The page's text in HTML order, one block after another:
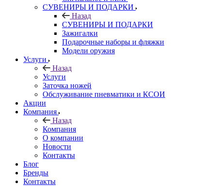
СУВЕНИРЫ И ПОДАРКИ
Назад
СУВЕНИРЫ И ПОДАРКИ
Зажигалки
Подарочные наборы и фляжки
Модели оружия
Услуги
Назад
Услуги
Заточка ножей
Обслуживание пневматики и КСОИ
Акции
Компания
Назад
Компания
О компании
Новости
Контакты
Блог
Бренды
Контакты